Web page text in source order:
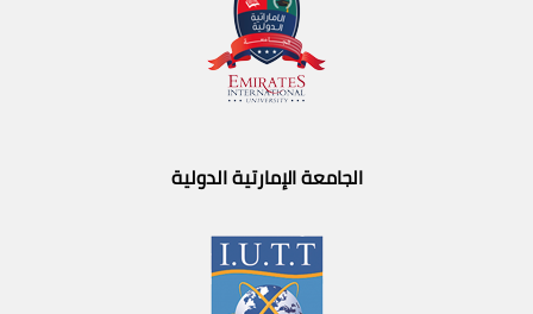
الجامعة الإمارتية الدولية